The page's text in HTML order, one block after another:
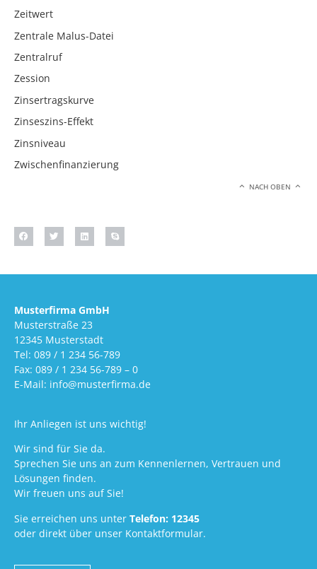
Zeitwert
Zentrale Malus-Datei
Zentralruf
Zession
Zinsertragskurve
Zinseszins-Effekt
Zinsniveau
Zwischenfinanzierung
NACH OBEN
Musterfirma GmbH
Musterstraße 23
12345 Musterstadt
Tel: 089 / 1 234 56-789
Fax: 089 / 1 234 56-789 – 0
E-Mail: info@musterfirma.de
Ihr Anliegen ist uns wichtig!
Wir sind für Sie da.
Sprechen Sie uns an zum Kennenlernen, Vertrauen und
Lösungen finden.
Wir freuen uns auf Sie!
Sie erreichen uns unter Telefon: 12345
oder direkt über unser Kontaktformular.